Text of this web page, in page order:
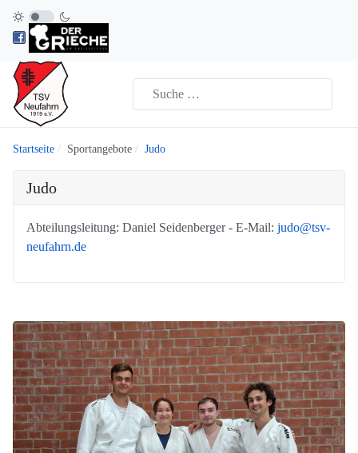
Startseite Sportangebote Judo
Judo
Abteilungsleitung: Daniel Seidenberger - E-Mail: judo@tsv-
neufahrn.de